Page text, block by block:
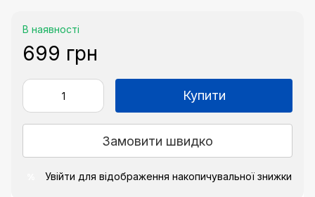
В наявності
699 грн
Купити
Замовити швидко
Увійти для відображення накопичувальної знижки